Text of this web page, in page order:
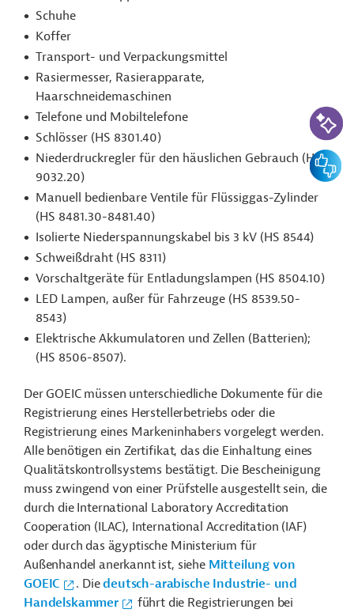
Schuhe
Koffer
Transport- und Verpackungsmittel
Rasiermesser, Rasierapparate,
Haarschneidemaschinen
Telefone und Mobiltelefone
Schlösser (HS 8301.40)
Niederdruckregler für den häuslichen Gebrauch (HS
9032.20)
Manuell bedienbare Ventile für Flüssiggas-Zylinder
(HS 8481.30-8481.40)
Isolierte Niederspannungskabel bis 3 kV (HS 8544)
Schweißdraht (HS 8311)
Vorschaltgeräte für Entladungslampen (HS 8504.10)
LED Lampen, außer für Fahrzeuge (HS 8539.50-
8543)
Elektrische Akkumulatoren und Zellen (Batterien);
(HS 8506-8507).
Der GOEIC müssen unterschiedliche Dokumente für die
Registrierung eines Herstellerbetriebs oder die
Registrierung eines Markeninhabers vorgelegt werden.
Alle benötigen ein Zertifikat, das die Einhaltung eines
Qualitätskontrollsystems bestätigt. Die Bescheinigung
muss zwingend von einer Prüfstelle ausgestellt sein, die
durch die International Laboratory Accreditation
Cooperation (ILAC), International Accreditation (IAF)
oder durch das ägyptische Ministerium für
Außenhandel anerkannt ist, siehe Mitteilung von
GOEIC
. Diedeutsch-arabische Industrie- und
Handelskammer
führt die Registrierungen bei
KI-